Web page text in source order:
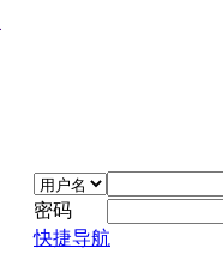
密码
快捷导航